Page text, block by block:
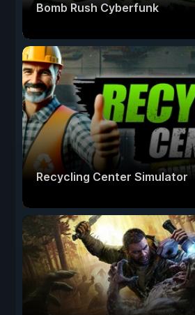
Bomb Rush Cyberfunk
Recycling Center Simulator